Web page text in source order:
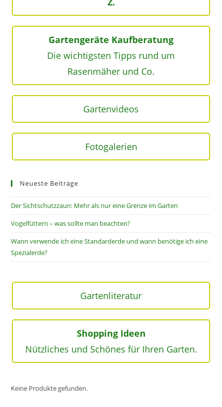
Gartengeräte Kaufberatung
Die wichtigsten Tipps rund um
Rasenmäher und Co.
Gartenvideos
Fotogalerien
Neueste Beiträge
Der Sichtschutzzaun: Mehr als nur eine Grenze im Garten
Vogelfüttern – was sollte man beachten?
Wann verwende ich eine Standarderde und wann benötige ich eine
Spezialerde?
Gartenliteratur
Shopping Ideen
Nützliches und Schönes für Ihren Garten.
Keine Produkte gefunden.